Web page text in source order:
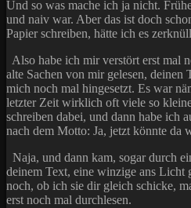
Und so was mache ich ja nicht.
und naiv war. Aber das ist doch
Papier schreiben, hätte ich es
Also habe ich mir verstört erst mal
alte Sachen von mir gelesen, deinen
mich noch mal hingesetzt. Es war
letzter Zeit wirklich oft viele so
schreiben dabei, und dann habe ich
nach dem Motto: Ja, jetzt könnte da
Naja, und dann kam, sogar durch
deinem Text, eine winzige ans Licht
noch, ob ich sie dir gleich schicke,
erst noch mal durchlesen.